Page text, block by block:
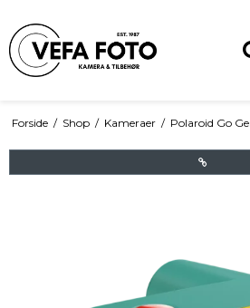
Forside / Shop / Kameraer / Polaroid Go